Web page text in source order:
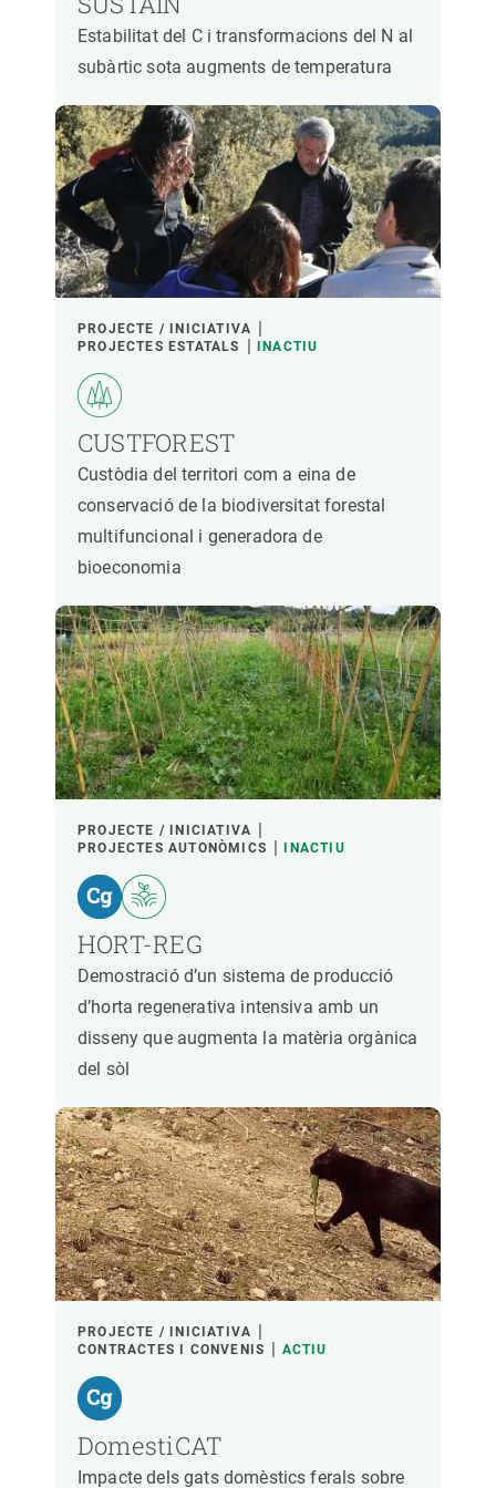
Estabilitat del C i transformacions del N al
subàrtic sota augments de temperatura
PROJECTE / INICIATIVA
PROJECTES ESTATALS
INACTIU
CUSTFOREST
Custòdia del territori com a eina de
conservació de la biodiversitat forestal
multifuncional i generadora de
bioeconomia
PROJECTE / INICIATIVA
PROJECTES AUTONÒMICS
INACTIU
HORT-REG
Demostració d’un sistema de producció
d’horta regenerativa intensiva amb un
disseny que augmenta la matèria orgànica
del sòl
PROJECTE / INICIATIVA
CONTRACTES I CONVENIS
ACTIU
DomestiCAT
Impacte dels gats domèstics ferals sobre